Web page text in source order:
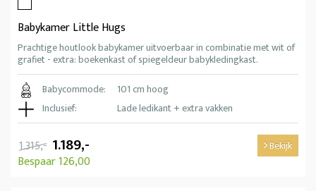
Babykamer Little Hugs
Prachtige houtlook babykamer uitvoerbaar in combinatie met wit of
grafiet - extra: boekenkast of spiegeldeur babykledingkast.
Babycommode:
101 cm hoog
Inclusief:
Lade ledikant + extra vakken
1.315,- 1.189,-
Bespaar 126,00
Bekijk